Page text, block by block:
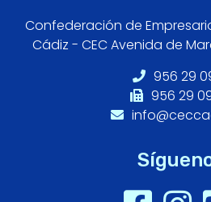
Confederación de
Cádiz - CEC Avenida de
956 29
956 29